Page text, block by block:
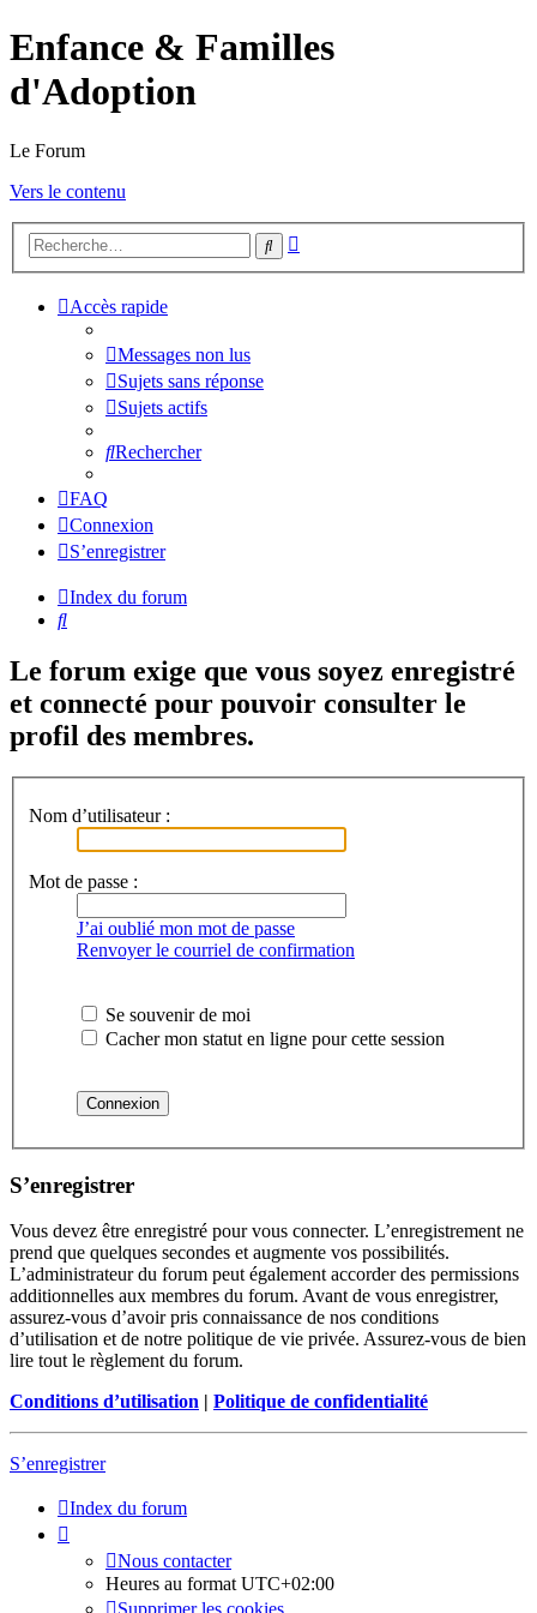
Enfance & Familles
d'Adoption
Le Forum
Vers le contenu
Rechercher
Accès rapide
Messages non lus
Sujets sans réponse
Sujets actifs
Rechercher
FAQ
Connexion
S’enregistrer
Index du forum
Rechercher
Le forum exige que vous soyez enregistré
et connecté pour pouvoir consulter le
profil des membres.
Nom d’utilisateur :
Mot de passe :
J’ai oublié mon mot de passe
Renvoyer le courriel de confirmation
Se souvenir de moi
Cacher mon statut en ligne pour cette session
S’enregistrer
Vous devez être enregistré pour vous connecter. L’enregistrement ne
prend que quelques secondes et augmente vos possibilités.
L’administrateur du forum peut également accorder des permissions
additionnelles aux membres du forum. Avant de vous enregistrer,
assurez-vous d’avoir pris connaissance de nos conditions
d’utilisation et de notre politique de vie privée. Assurez-vous de bien
lire tout le règlement du forum.
Conditions d’utilisation | Politique de confidentialité
S’enregistrer
Index du forum
Nous contacter
Heures au format UTC+02:00